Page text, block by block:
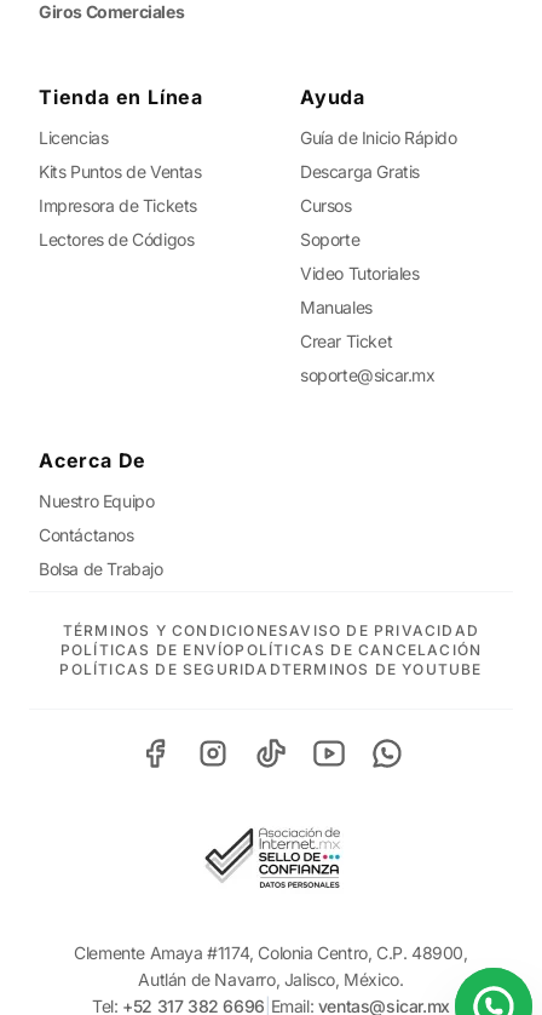
Giros Comerciales
Tienda en Línea
Licencias
Kits Puntos de Ventas
Impresora de Tickets
Lectores de Códigos
Ayuda
Guía de Inicio Rápido
Descarga Gratis
Cursos
Soporte
Video Tutoriales
Manuales
Crear Ticket
soporte@sicar.mx
Acerca De
Nuestro Equipo
Contáctanos
Bolsa de Trabajo
TÉRMINOS Y CONDICIONESAVISO DE PRIVACIDAD
POLÍTICAS DE ENVÍOPOLÍTICAS DE CANCELACIÓN
POLÍTICAS DE SEGURIDADTERMINOS DE YOUTUBE
Clemente Amaya #1174, Colonia Centro, C.P. 48900,
Autlán de Navarro, Jalisco, México.
Tel: +52 317 382 6696 Email: ventas@sicar.mx